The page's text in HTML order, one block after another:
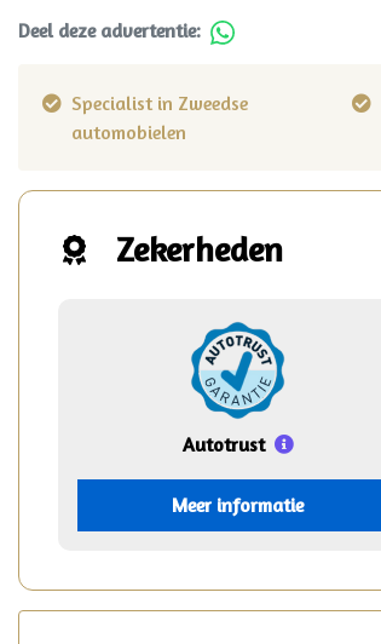
Deel deze advertentie:
Specialist in Zweedse
automobielen
Zekerheden
Autotrust
Meer informatie